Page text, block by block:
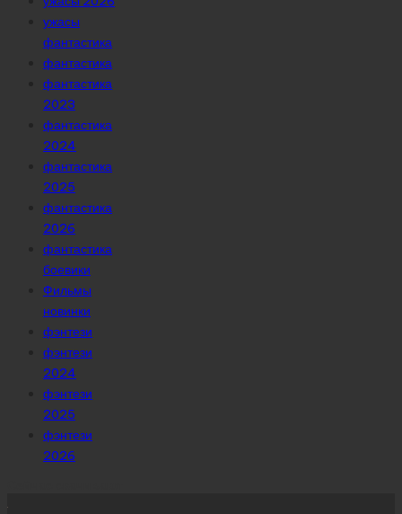
ужасы
фантастика
фантастика
фантастика
2023
фантастика
2024
фантастика
2025
фантастика
2026
фантастика
боевики
Фильмы
новинки
фэнтези
фэнтези
2024
фэнтези
2025
фэнтези
2026